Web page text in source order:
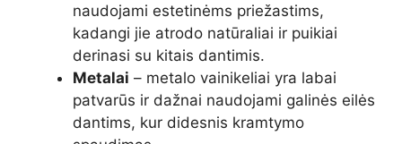
naudojami estetinėms priežastims,
kadangi jie atrodo natūraliai ir puikiai
derinasi su kitais dantimis.
Metalai – metalo vainikeliai yra labai
patvarūs ir dažnai naudojami galinės eilės
dantims, kur didesnis kramtymo